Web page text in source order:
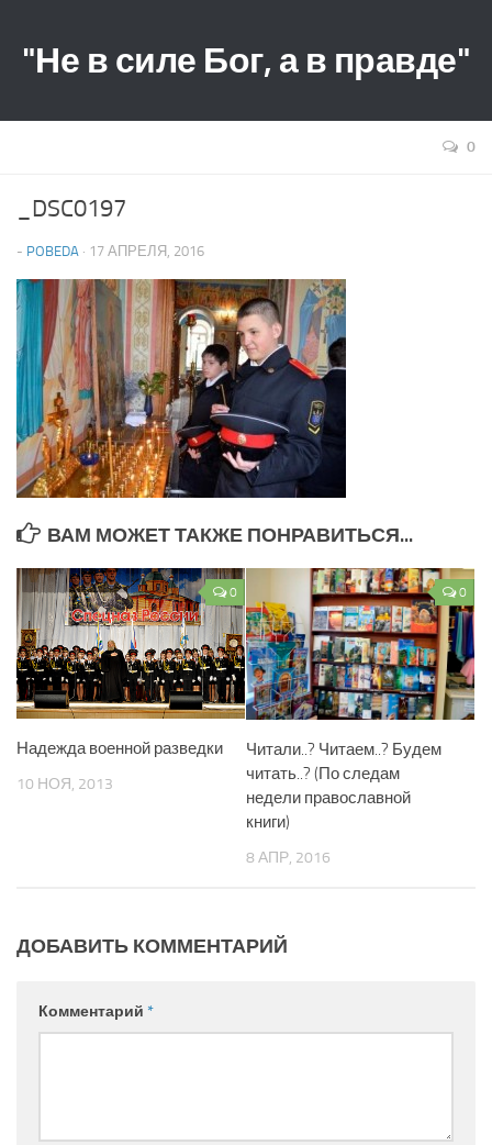
"Не в силе Бог, а в правде"
0
_DSC0197
- POBEDA · 17 АПРЕЛЯ, 2016
ВАМ МОЖЕТ ТАКЖЕ ПОНРАВИТЬСЯ...
0
Надежда военной разведки
10 НОЯ, 2013
0
Читали..? Читаем..? Будем
читать..? (По следам
недели православной
книги)
8 АПР, 2016
ДОБАВИТЬ КОММЕНТАРИЙ
Комментарий *